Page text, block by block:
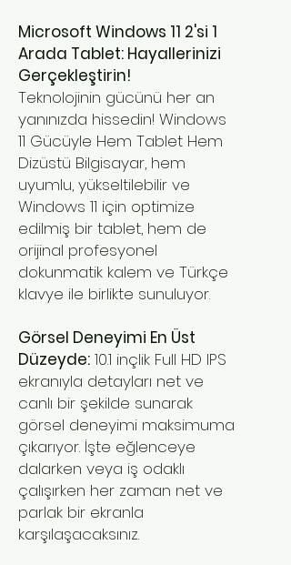
Microsoft Windows 11 2'si 1
Arada Tablet: Hayallerinizi
Gerçekleştirin!
Teknolojinin gücünü her an
yanınızda hissedin! Windows
11 Gücüyle Hem Tablet Hem
Dizüstü Bilgisayar, hem
uyumlu, yükseltilebilir ve
Windows 11 için optimize
edilmiş bir tablet, hem de
orijinal profesyonel
dokunmatik kalem ve Türkçe
klavye ile birlikte sunuluyor.
Görsel Deneyimi En Üst
Düzeyde: 10.1 inçlik Full HD IPS
ekranıyla detayları net ve
canlı bir şekilde sunarak
görsel deneyimi maksimuma
çıkarıyor. İşte eğlenceye
dalarken veya iş odaklı
çalışırken her zaman net ve
parlak bir ekranla
karşılaşacaksınız.